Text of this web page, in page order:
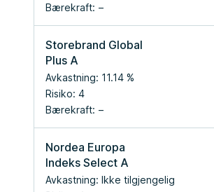
Bærekraft:
Storebrand Global
Plus A
Avkastning: 11.14 %
Risiko: 4
Bærekraft:
Nordea Europa
Indeks Select A
Avkastning: Ikke tilgjengelig